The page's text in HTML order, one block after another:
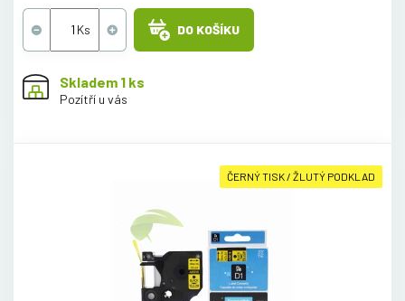
DO KOŠÍKU
Skladem 1 ks
Pozítří u vás
ČERNÝ TISK / ŽLUTÝ PODKLAD